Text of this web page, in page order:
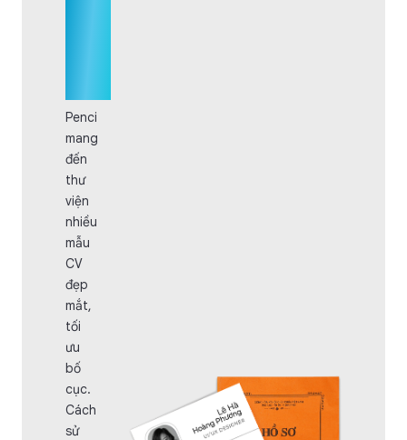
Penci
mang
đến
thư
viện
nhiều
mẫu
CV
đẹp
mắt,
tối
ưu
bố
cục.
Cách
sử